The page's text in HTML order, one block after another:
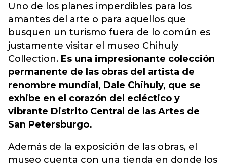
Uno de los planes imperdibles para los
amantes del arte o para aquellos que
busquen un turismo fuera de lo común es
justamente visitar el museo Chihuly
Collection. Es una impresionante colección
permanente de las obras del artista de
renombre mundial, Dale Chihuly, que se
exhibe en el corazón del ecléctico y
vibrante Distrito Central de las Artes de
San Petersburgo.
Además de la exposición de las obras, el
museo cuenta con una tienda en donde los